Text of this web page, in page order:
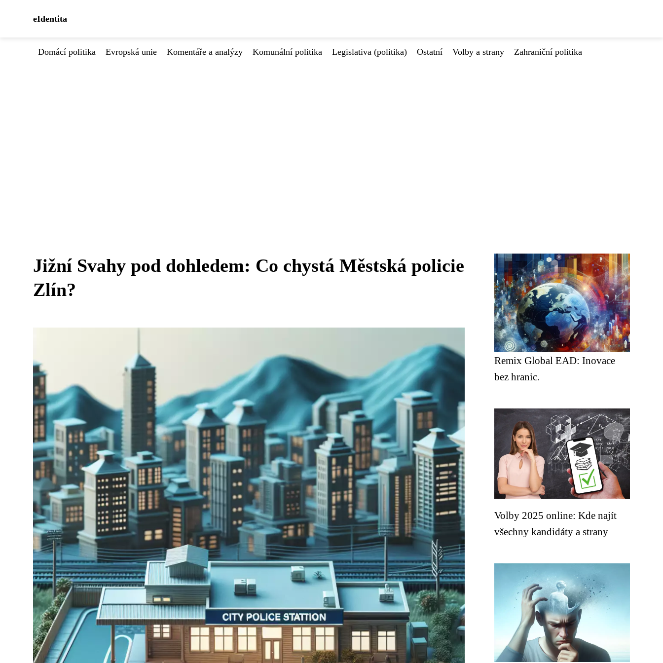
eIdentita
Domácí politika Evropská unie Komentáře a analýzy Komunální politika Legislativa (politika) Ostatní Volby a strany Zahraniční politika
Jižní Svahy pod dohledem: Co chystá Městská policie
Zlín?
Remix Global EAD: Inovace
bez hranic.
Volby 2025 online: Kde najít
všechny kandidáty a strany